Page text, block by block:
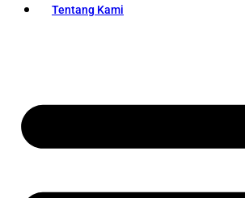
Tentang Kami